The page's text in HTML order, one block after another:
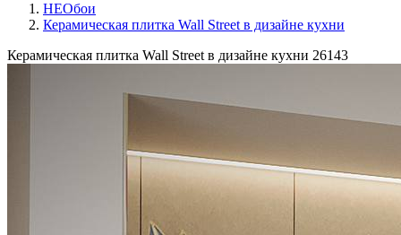
НЕОбои
Керамическая плитка Wall Street в дизайне кухни
Керамическая плитка Wall Street в дизайне кухни 26143